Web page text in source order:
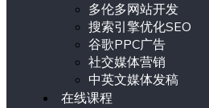
多伦多网站开发
搜索引擎优化SEO
谷歌PPC广告
社交媒体营销
中英文媒体发稿
在线课程